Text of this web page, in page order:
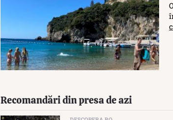
Recomandări din presa de azi